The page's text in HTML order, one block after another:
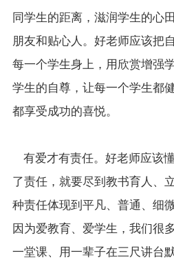
同学生的距离，滋润学生的心
朋友和贴心人。好老师应该把
每一个学生身上，用欣赏增强
学生的自尊，让每一个学生都
都享受成功的喜悦。
有爱才有责任。好老师应该
了责任，就要尽到教书育人、
种责任体现到平凡、普通、细
因为爱教育、爱学生，我们很
一堂课、用一辈子在三尺讲台